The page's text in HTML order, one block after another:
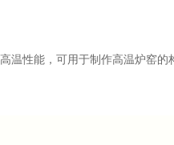
性能，可用于制作高温炉窑的